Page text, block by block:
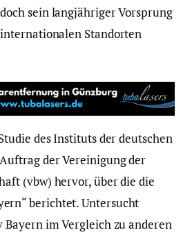
sein langjähriger Vorsprung
Standorten
des Instituts der deutschen
der Vereinigung der
(vbw) hervor, über die die
berichtet. Untersucht
im Vergleich zu anderen